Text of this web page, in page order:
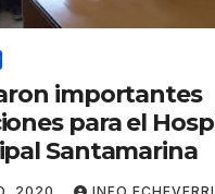
importantes
para el
Santamarina